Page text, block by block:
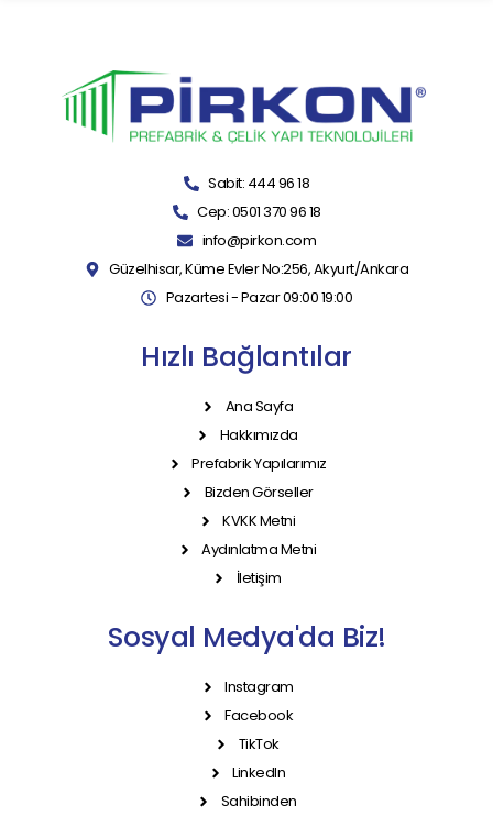
Sabit: 444 96 18
Cep: 0501 370 96 18
info@pirkon.com
Güzelhisar, Küme Evler No:256, Akyurt/Ankara
Pazartesi - Pazar 09:00 19:00
Hızlı Bağlantılar
Ana Sayfa
Hakkımızda
Prefabrik Yapılarımız
Bizden Görseller
KVKK Metni
Aydınlatma Metni
İletişim
Sosyal Medya'da Biz!
Instagram
Facebook
TikTok
LinkedIn
Sahibinden